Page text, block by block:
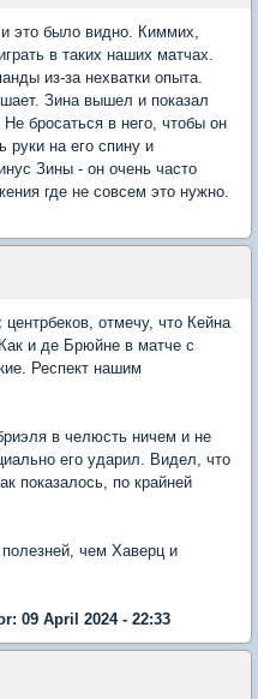
это было видно. Киммих,
в таких наших матчах.
из-за нехватки опыта.
Зина вышел и показал
бросаться в него, чтобы он
руки на его спину и
Зины - он очень часто
где не совсем это нужно.
отмечу, что Кейна
и де Брюйне в матче с
Респект нашим
в челюсть ничем и не
его ударил. Видел, что
показалось, по крайней
чем Хаверц и
09 April 2024 - 22:33